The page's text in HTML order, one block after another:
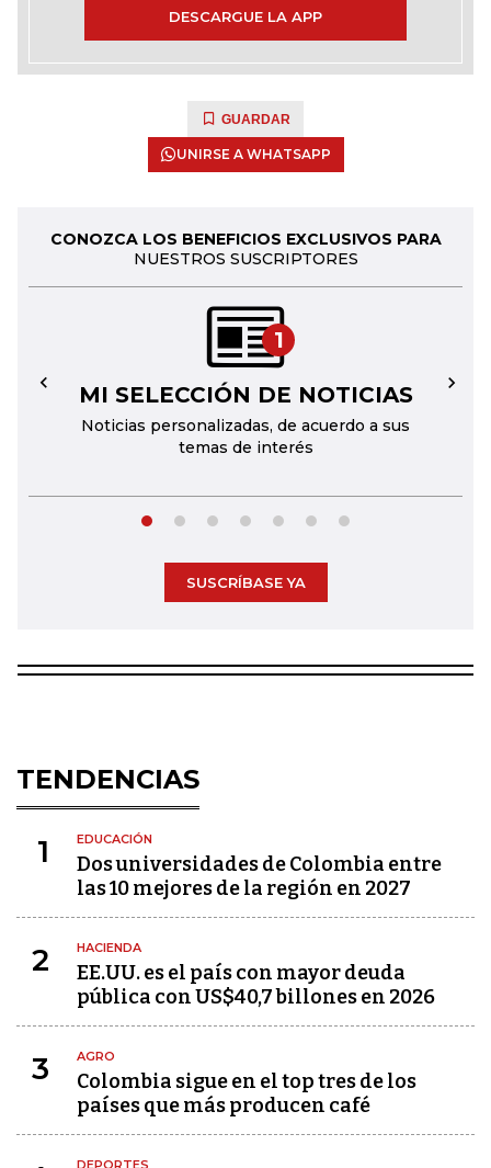
DESCARGUE LA APP
GUARDAR
UNIRSE A WHATSAPP
CONOZCA LOS BENEFICIOS EXCLUSIVOS PARA
NUESTROS SUSCRIPTORES
1
MI SELECCIÓN DE NOTICIAS
Noticias personalizadas, de acuerdo a sus
temas de interés
← →
SUSCRÍBASE YA
TENDENCIAS
1 EDUCACIÓN
Dos universidades de Colombia entre
las 10 mejores de la región en 2027
2 HACIENDA
EE.UU. es el país con mayor deuda
pública con US$40,7 billones en 2026
3 AGRO
Colombia sigue en el top tres de los
países que más producen café
DEPORTES